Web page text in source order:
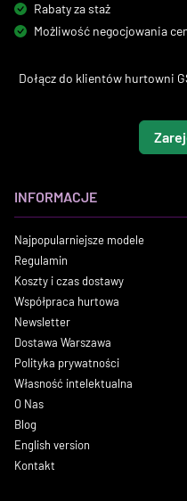
Rabaty za staż
Możliwość negocjowania
Dołącz do klientów hurtowni
INFORMACJE
Najpopularniejsze modele
Regulamin
Koszty i czas dostawy
Współpraca hurtowa
Newsletter
Dostawa Warszawa
Polityka prywatności
Własność intelektualna
O Nas
Blog
English version
Kontakt